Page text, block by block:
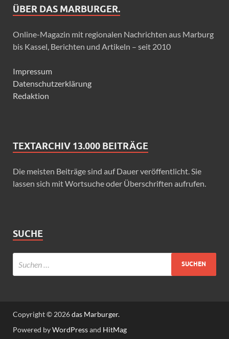
ÜBER DAS MARBURGER.
Online-Magazin mit regionalen Nachrichten aus Marburg
bis Kassel, Berichten und Artikeln – seit 2010
Impressum
Datenschutzerklärung
Redaktion
TEXTARCHIV 13.000 BEITRÄGE
Die meisten Beiträge sind auf Dauer veröffentlicht. Sie
lassen sich mit Wortsuche oder Überschriften aufrufen.
SUCHE
Copyright © 2026das Marburger.
Powered byWordPressand HitMag